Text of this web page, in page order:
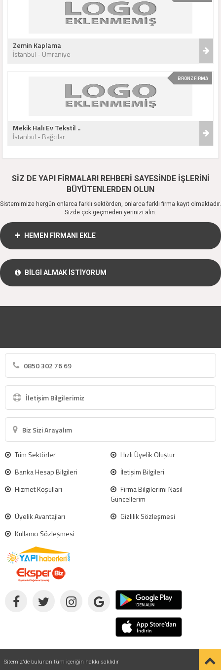
Zemin Kaplama
İstanbul - Ümraniye
BRONZ FİRMA
Mekik Halı Ev Tekstil ..
İstanbul - Bağcılar
SİZ DE YAPI FİRMALARI REHBERİ SAYESİNDE İŞLERİNİ
BÜYÜTENLERDEN OLUN
Sistemimize hergün onlarca farklı sektörden, onlarca farklı firma kayıt olmaktadır.
Sizde çok geçmeden yerinizi alın.
HEMEN FİRMANI EKLE
BİLGİ ALMAK İSTİYORUM
0850 302 76 69
İletişim Bilgilerimiz
Biz Sizi Arayalım
Tüm Sektörler
Hızlı Üyelik Oluştur
Banka Hesap Bilgileri
İletişim Bilgileri
Hizmet Koşulları
Firma Bilgilerimi Nasıl
Güncellerim
Üyelik Avantajları
Gizlilik Sözleşmesi
Kullanıcı Sözleşmesi
Sitemiz'de bulunan tüm içeriğin hakkı saklıdır